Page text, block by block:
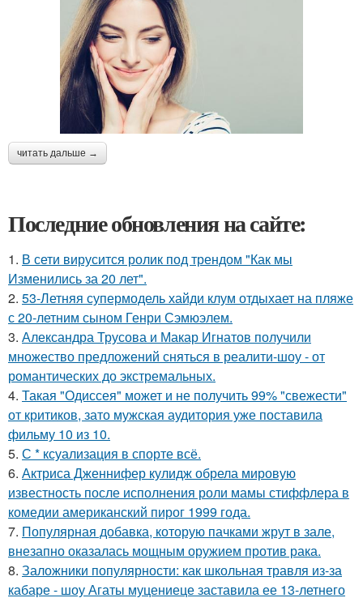
читать дальше →
Последние обновления на сайте:
1. В сети вирусится ролик под трендом "Как мы
Изменились за 20 лет".
2. 53-Летняя супермодель хайди клум отдыхает на пляже
с 20-летним сыном Генри Сэмюэлем.
3. Александра Трусова и Макар Игнатов получили
множество предложений сняться в реалити-шоу - от
романтических до экстремальных.
4. Такая "Одиссея" может и не получить 99% "свежести"
от критиков, зато мужская аудитория уже поставила
фильму 10 из 10.
5. С * ксуализация в спорте всё.
6. Актриса Дженнифер кулидж обрела мировую
известность после исполнения роли мамы стиффлера в
комедии американский пирог 1999 года.
7. Популярная добавка, которую пачками жрут в зале,
внезапно оказалась мощным оружием против рака.
8. Заложники популярности: как школьная травля из-за
кабаре - шоу Агаты муцениеце заставила ее 13-летнего